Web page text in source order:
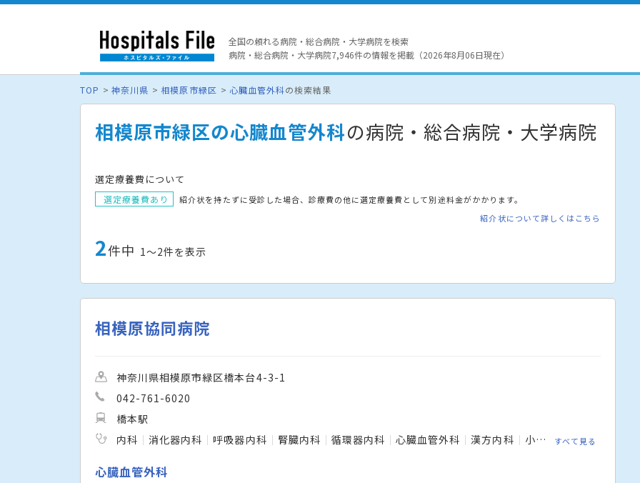
全国の頼れる病院・総合病院・大学病院を検索
病院・総合病院・大学病院7,946件の情報を掲載（2026年8月06日現在）
TOP 神奈川県 相模原市緑区 心臓血管外科の検索結果
相模原市緑区の心臓血管外科の病院・総合病院・大学病院
選定療養費について
選定療養費あり
紹介状を持たずに受診した場合、診療費の他に選定療養費として別途料金がかかります。
紹介状について詳しくはこちら
2件中 1〜2件を表示
相模原協同病院
神奈川県相模原市緑区橋本台4-3-1
042-761-6020
橋本駅
内科
消化器内科 呼吸器内科 腎臓内科 循環器内科 心臓血管外科 漢方内科 小児科 血液内科
すべて見る
心臓血管外科